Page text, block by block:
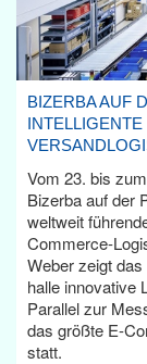
BIZERBA AUF
Vom 23. bis
Bizerba auf der
weltweit
Commerce-
Weber zeigt
halle innovative
Parallel zur
das größte E-
statt.